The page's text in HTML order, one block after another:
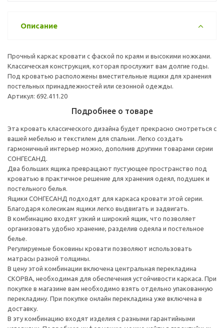
Описание
Прочный каркас кровати с фаской по краям и высокими ножками.
Классическая конструкция, которая прослужит вам долгие годы.
Под кроватью расположены вместительные ящики для хранения
постельных принадлежностей или сезонной одежды.
Артикул: 692.411.20
Подробнее о товаре
Эта кровать классического дизайна будет прекрасно смотреться с
вашей мебелью и текстилем для спальни. Легко создать
гармоничный интерьер можно, дополнив другими товарами серии
СОНГЕСАНД.
Два больших ящика превращают пустующее пространство под
кроватью в практичное решение для хранения одеял, подушек и
постельного белья.
Ящики СОНГЕСАНД подходят для каркаса кровати этой серии.
Благодаря колесикам ящики легко выдвигать и задвигать.
В комбинацию входят узкий и широкий ящик, что позволяет
организовать удобно хранение, разделив одеяла и постельное
белье.
Регулируемые боковины кровати позволяют использовать
матрасы разной толщины.
В цену этой комбинации включена центральная перекладина
СКОРВА, необходимая для обеспечения устойчивости каркаса. При
покупке в магазине вам необходимо взять отдельно упакованную
перекладину. При покупке онлайн перекладина уже включена в
доставку.
В эту комбинацию входят изделия с разными гарантийными